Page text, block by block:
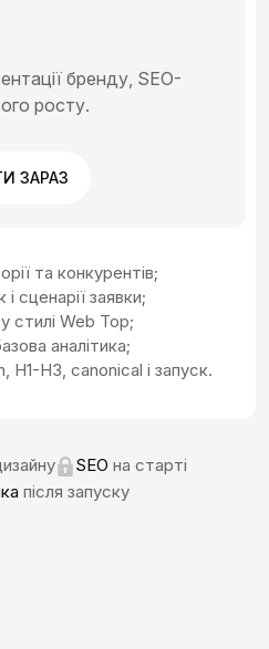
бренду, SEO-
росту.
ЗАРАЗ
та конкурентів;
сценарії заявки;
стилі Web Top;
аналітика;
H1-H3, canonical і запуск.
SEO на старті
після запуску